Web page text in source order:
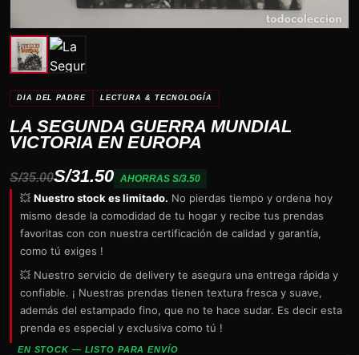
DIA DEL PADRE LECTURA & TECNOLOGÍA
LA SEGUNDA GUERRA MUNDIAL
VICTORIA EN EUROPA
S/35.00S/31.50 AHORRAS S/3.50
💥 Nuestro stock es limitado. No pierdas tiempo y ordena hoy
mismo desde la comodidad de tu hogar y recibe tus prendas
favoritas con con nuestra certificación de calidad y garantía,
como tú exiges !
💥 Nuestro servicio de delivery te asegura una entrega rápida y
confiable. ¡ Nuestras prendas tienen textura fresca y suave,
además del estampado fino, que no te hace sudar. Es decir esta
prenda es especial y exclusiva como tú !
EN STOCK — LISTO PARA ENVÍO